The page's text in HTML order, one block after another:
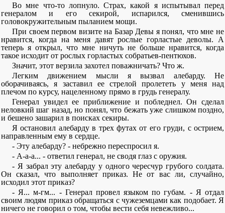
Во мне что-то лопнуло. Страх, какой я испытывал перед
генералом и его секирой, испарился, сменившись
головокружительным пыланием мощи.
При своем первом визите на Базар Девы я понял, что мне не
нравится, когда на меня давят рослые горластые деволы. А
теперь я открыл, что мне ничуть не больше нравится, когда
такое исходит от рослых горластых собратьев-пентюхов.
Значит, этот верзила захотел поважничать? Что ж.
Легким движением мысли я вызвал алебарду. Не
оборачиваясь, я заставил ее стрелой пролететь у меня над
плечом по курсу, нацеленному прямо в грудь генералу.
Генерал увидел ее приближение и побледнел. Он сделал
неловкий шаг назад, но понял, что бежать уже слишком поздно,
и бешено зашарил в поисках секиры.
Я остановил алебарду в трех футах от его груди, с острием,
направленным ему в сердце.
- Эту алебарду? - небрежно переспросил я.
- А-а-а... - ответил генерал, не сводя глаз с оружия.
- Я забрал эту алебарду у одного чересчур грубого солдата.
Он сказал, что выполняет приказ. Не от вас ли, случайно,
исходил этот приказ?
- Я... м-гм... - Генерал провел языком по губам. - Я отдал
своим людям приказ обращаться с чужеземцами как подобает. Я
ничего не говорил о том, чтобы вести себя невежливо...